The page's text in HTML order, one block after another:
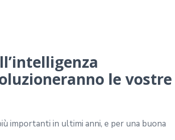
le vostre
importanti in ultimi anni, e per una buona